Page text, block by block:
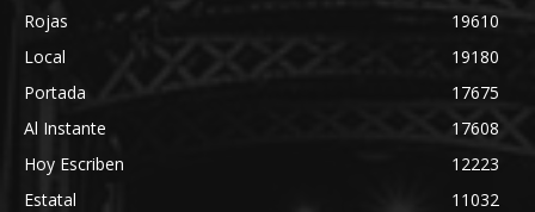
Rojas
19610
Local
19180
Portada
17675
Al Instante
17608
Hoy Escriben
12223
Estatal
11032